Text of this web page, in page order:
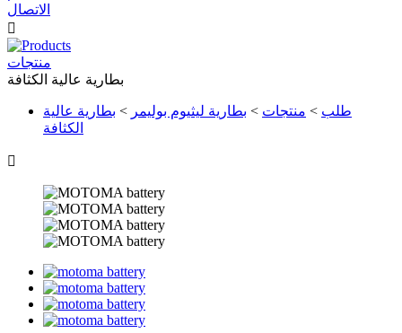
الاتصال

منتجات
بطارية عالية الكثافة
طلب > منتجات > بطارية ليثيوم بوليمر > بطارية عالية
الكثافة
